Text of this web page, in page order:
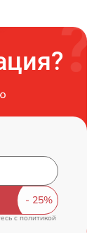
c политикой